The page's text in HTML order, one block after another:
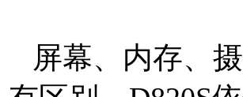
屏幕、内存、